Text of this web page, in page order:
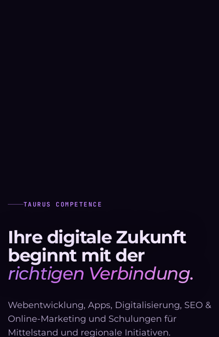
TAURUS COMPETENCE
Ihre digitale Zukunft
beginnt mit der
richtigen Verbindung.
Webentwicklung, Apps, Digitalisierung, SEO &
Online-Marketing und Schulungen für
Mittelstand und regionale Initiativen.